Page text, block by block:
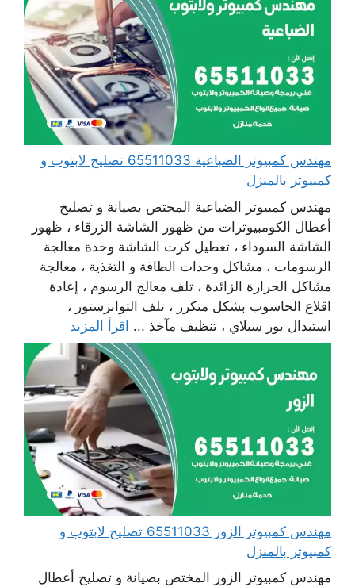
مهندس كمبيوتر الضباعية 65511033 تصليح لابتوب و
كمبيوتر بالمنزل
مهندس كمبيوتر الضباعية المختص بصيانة و تصليح
أعطال الكومبيوترات من ظهور الشاشة الزرقاء ، ظهور
الشاشة السوداء ، تعطيل كرت الشاشة وحدة معالجة
الرسومات ، مشاكل وحدات الطاقة و التغذية ، معالجة
مشاكل الحرارة الزائدة ، تلف معالج الرسوم ، إعادة
اقلاع الحاسوب بشكل متكرر ، تلف التوانزستور ،
استبدال بور سبلاي ، تنظيف مآخذ ... اقرأ المزيد
مهندس كمبيوتر الزور 65511033 تصليح لابتوب و
كمبيوتر بالمنزل
مهندس كمبيوتر الزور المختص بصيانة و تصليح أعطال